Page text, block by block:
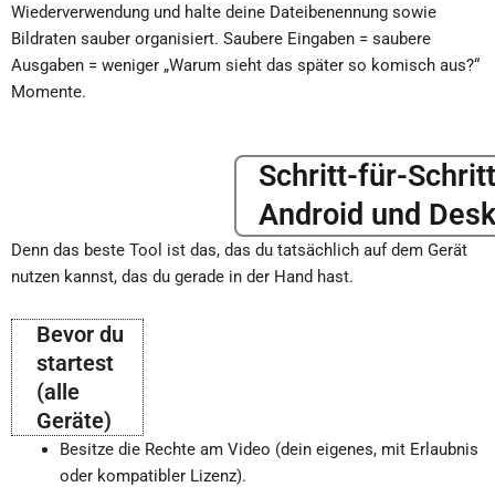
Wiederverwendung und halte deine Dateibenennung sowie
Bildraten sauber organisiert. Saubere Eingaben = saubere
Ausgaben = weniger „Warum sieht das später so komisch aus?“
Momente.
Schritt-für-
Android und
Denn das beste Tool ist das, das du tatsächlich auf dem Gerät
nutzen kannst, das du gerade in der Hand hast.
Bevor du
startest
(alle
Geräte)
Besitze die Rechte am Video (dein eigenes, mit Erlaubnis
oder kompatibler Lizenz).